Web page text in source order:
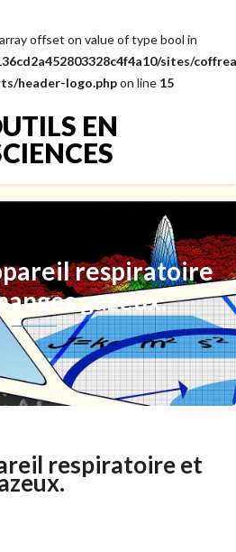
offset on value of type bool in
sites/
header-logo.phpon line 15
EN
respiratoire
gazeux.
respiratoire et